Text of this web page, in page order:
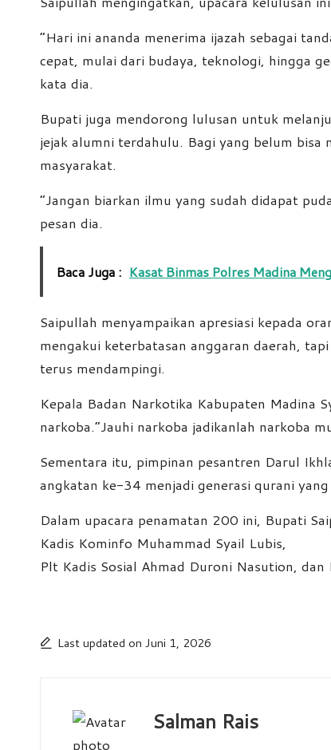
o
o
k
p
p
s n
k
“Hari ini ananda menerima ijazah sebagai
cepat, mulai dari budaya, teknologi, hingga
kata dia.
Bupati juga mendorong lulusan untuk
jejak alumni terdahulu. Bagi yang belum
masyarakat.
“Jangan biarkan ilmu yang sudah didapat
pesan dia.
Baca Juga : Kasat Binmas Polres Madina
Saipullah menyampaikan apresiasi kepada
mengakui keterbatasan anggaran daerah,
terus mendampingi.
Kepala Badan Narkotika Kabupaten Madina
narkoba.”Jauhi narkoba jadikanlah narkoba
Sementara itu, pimpinan pesantren Darul
angkatan ke-34 menjadi generasi qurani
Dalam upacara penamatan 200 ini, Bupati
Kadis Kominfo Muhammad Syail Lubis,
Plt Kadis Sosial Ahmad Duroni Nasution,
Last updated on Juni 1, 2026
Salman Rais